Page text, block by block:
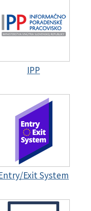
IPP
Exit System